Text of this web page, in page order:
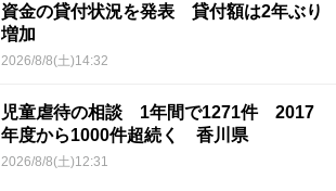
資金の貸付状況を発表 貸付額は2年ぶり
増加
2026/8/8(土)14:32
児童虐待の相談 1年間で1271件 2017
年度から1000件超続く 香川県
2026/8/8(土)12:31